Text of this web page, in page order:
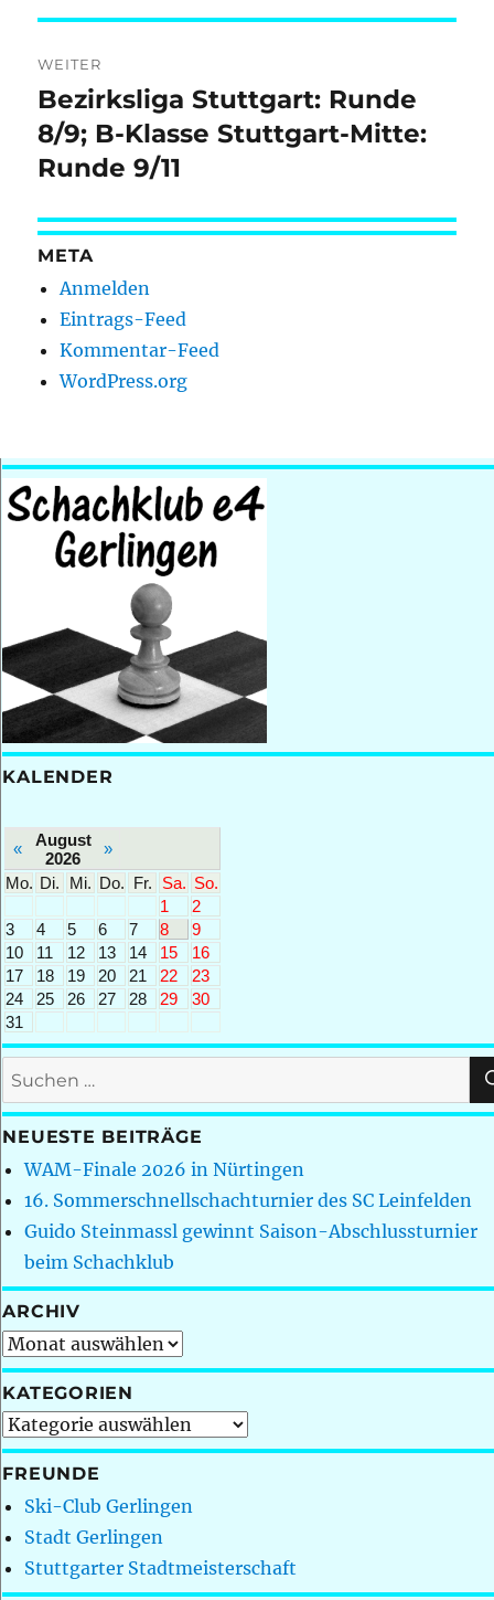
WEITER
Nächster
Beitrag:
Bezirksliga Stuttgart: Runde
8/9; B-Klasse Stuttgart-Mitte:
Runde 9/11
META
Anmelden
Eintrags-Feed
Kommentar-Feed
WordPress.org
KALENDER
«
August
2026
»
Mo. Di. Mi. Do. Fr. Sa. So.
1
2
3
4 5 6 7 8
9
10
11 12 13 14 15
16
17
18 19 20 21 22
23
24
25 26 27 28 29
30
31
Suchen
nach:
NEUESTE BEITRÄGE
WAM-Finale 2026 in Nürtingen
16. Sommerschnellschachturnier des SC Leinfelden
Guido Steinmassl gewinnt Saison-Abschlussturnier
beim Schachklub
ARCHIV
Archiv
KATEGORIEN
Kategorien
FREUNDE
Ski-Club Gerlingen
Stadt Gerlingen
Stuttgarter Stadtmeisterschaft